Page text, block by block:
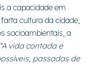
a capacidade em
cultura da cidade,
socioambientais, a
“A vida contada e
passadas de